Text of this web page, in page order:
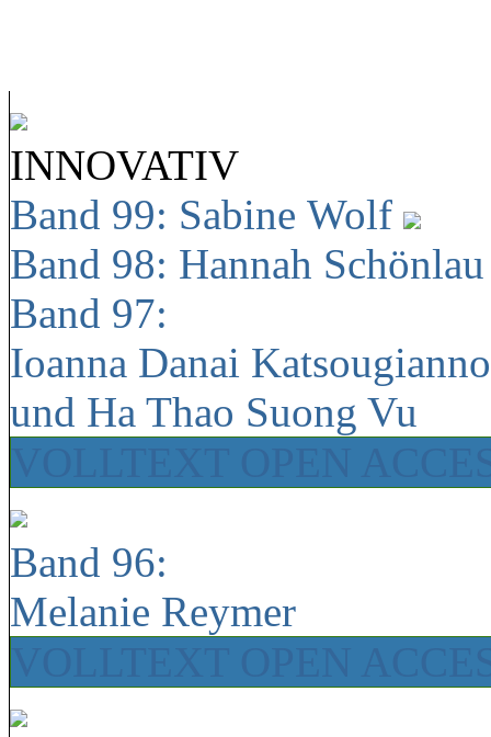
INNOVATIV
Band 99: Sabine Wolf
Band 98: Hannah
Band 97:
Ioanna Danai
und Ha Thao Suong Vu
Band 96:
Melanie Reymer